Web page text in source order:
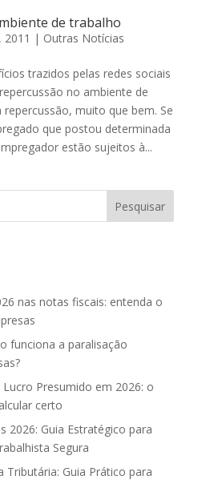
de trabalho
2011 | Outras Notícias
trazidos pelas redes sociais
no ambiente de
muito que bem. Se
que postou determinada
estão sujeitos à...
nas notas fiscais: entenda o
funciona a paralisação
Presumido em 2026: o
certo
2026: Guia Estratégico para
Segura
Tributária: Guia Prático para